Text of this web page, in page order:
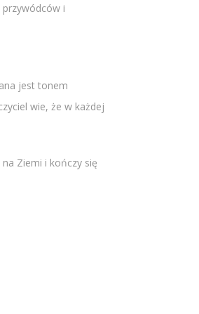
i
jest tonem
wie, że w każdej
Ziemi i kończy się